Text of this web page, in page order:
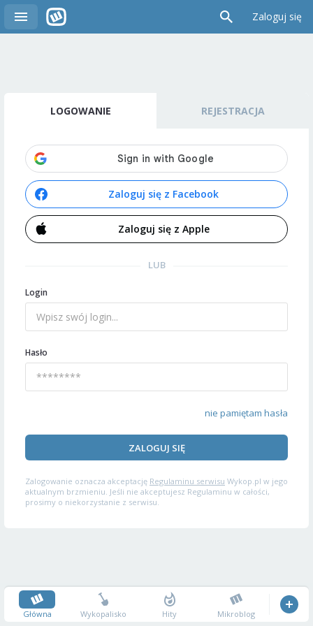
Zaloguj się
LOGOWANIE REJESTRACJA
Zaloguj się z Facebook
Zaloguj się z Apple
LUB
Login
Hasło
nie pamiętam hasła
ZALOGUJ SIĘ
Zalogowanie oznacza akceptację Regulaminu serwisu Wykop.pl w jego
aktualnym brzmieniu. Jeśli nie akceptujesz Regulaminu w całości,
prosimy o niekorzystanie z serwisu.
Główna Wykopalisko Hity Mikroblog